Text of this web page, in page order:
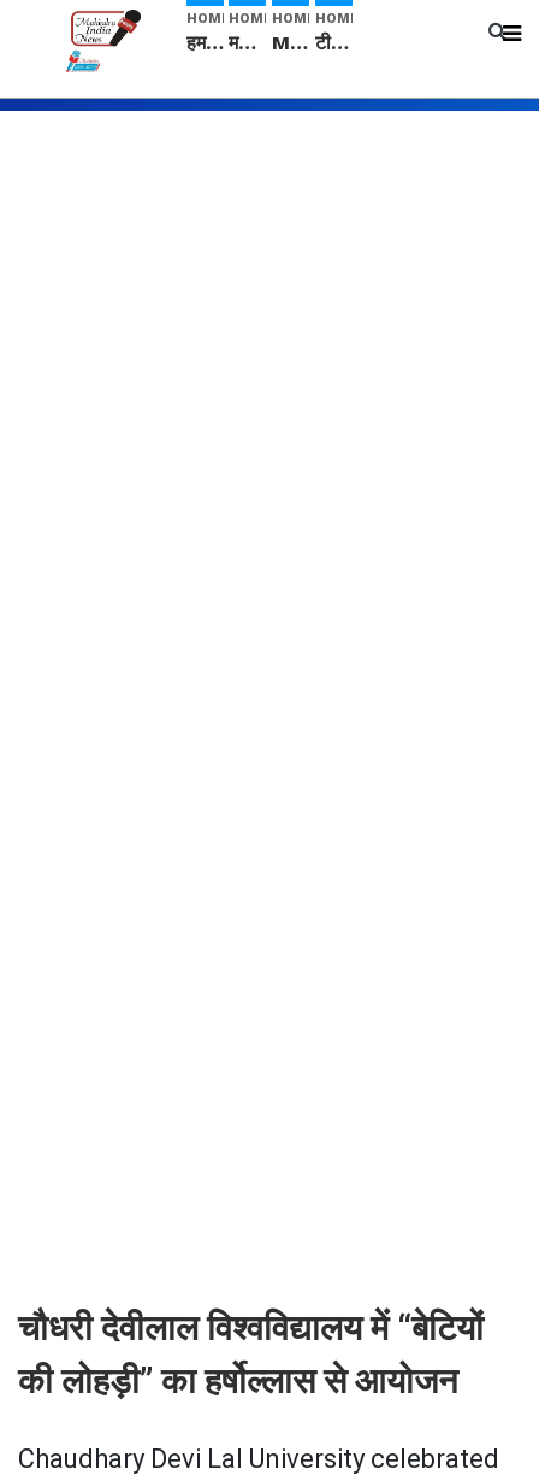
HOME
हम सनातनी..." सांसद kangana Ranaut से क्या बोली लड़की? Viral Jantar-Mantar | CJP protest
HOME
मनीषा हत्याकांड: हत्या, आत्महत्या या कोई बड़ा राज? | Full Story | Josh Haryana
HOME
Mangalsutra: हिंदू धर्म में शादी के बाद मंगलसूत्र क्यों पहनती है महिलाएं, किसने शुरु की ये परंपरा
HOME
टीम बीकेई ने एग्रीकल्चर ग्रेड की यूरिया खाद गट्टों में बदलकर टेक्निकल ग्रेड में बेचने वालों पर करवाई कार्रवाई: लखविंदर सिंह औलख
चौधरी देवीलाल विश्वविद्यालय में “बेटियों
की लोहड़ी” का हर्षोल्लास से आयोजन
Chaudhary Devi Lal University celebrated